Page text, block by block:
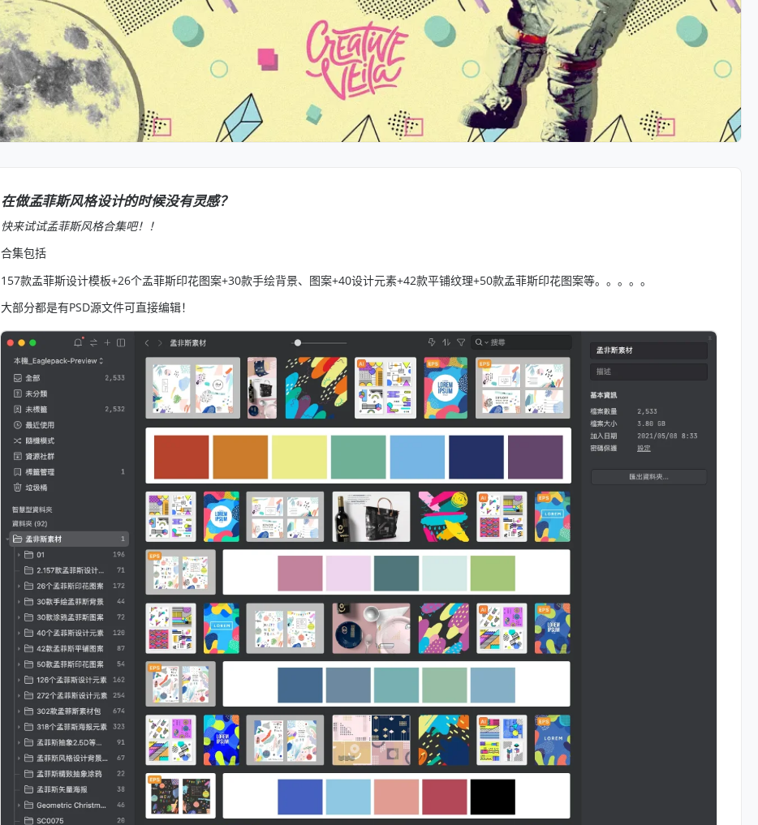
在做孟菲斯风格设计的时候没有灵感？
快来试试孟菲斯风格合集吧！！
合集包括
157款孟菲斯设计模板+26个孟菲斯印花图案+30款手绘背景、图案+40设计元素+42款平铺纹理+50款孟菲斯印花图案等。。。。。
大部分都是有PSD源文件可直接编辑！